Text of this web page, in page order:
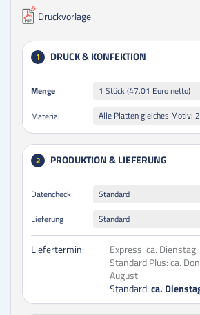
Druckvorlage
1 DRUCK & KONFEKTION
Menge 1 Stück (47.01 Euro netto)
Menge
Material
2 PRODUKTION & LIEFERUNG
Datencheck
Standard
Lieferung
Standard
Liefertermin: Express: ca.
Standard Plus: ca.
August
Standard: ca.